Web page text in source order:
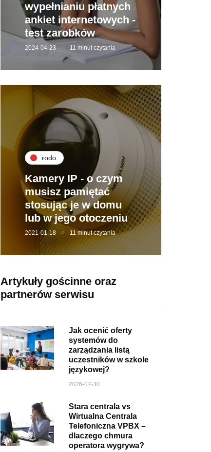
wypełnianiu płatnych
ankiet internetowych -
test zarobków
2024-04-23 11 minut czytania
rodo
Kamery IP - o czym
musisz pamiętać
stosując je w domu
lub w jego otoczeniu
2021-01-18 11 minut czytania
Artykuły gościnne oraz
partnerów serwisu
Jak ocenić oferty
systemów do
zarządzania listą
uczestników w szkole
językowej?
2026-07-30
Stara centrala vs
Wirtualna Centrala
Telefoniczna VPBX –
dlaczego chmura
operatora wygrywa?